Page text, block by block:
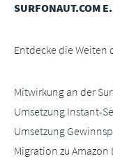
SURFONAUT.COM
Entdecke die Weiten
Mitwirkung an der
Umsetzung Instant-
Umsetzung
Migration zu Amazon